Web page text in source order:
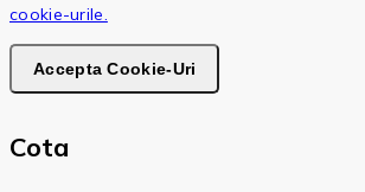
cookie-urile.
Accepta Cookie-Uri
Cota